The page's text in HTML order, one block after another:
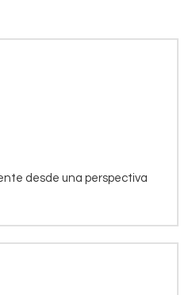
desde una perspectiva